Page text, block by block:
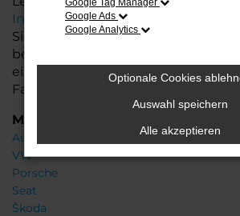
InzahlungnahmeIhres alten
Sie uns und lassen Sie sich von
beraten. Wir bieten Ihnen eine
eine persönliche Beratung, damit
Fahrzeug für Ihre Bedürfnisse
Marken
Audi
VW
Porsche
Seat
Škoda
Google Tag Manager
Google Ads
Google Analytics
Optionale Cookies
Auswahl speichern
Alle akzeptieren